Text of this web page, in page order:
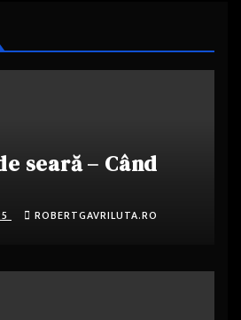
seară – Când
ROBERTGAVRILUTA.RO